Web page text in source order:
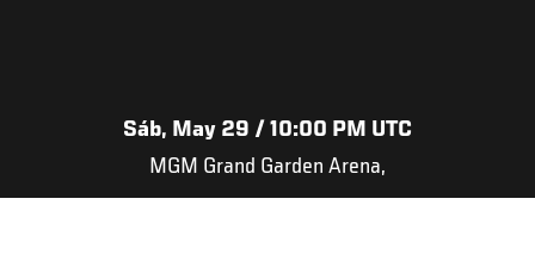
Sáb, May 29 / 10:00 PM UTC
MGM Grand Garden Arena,